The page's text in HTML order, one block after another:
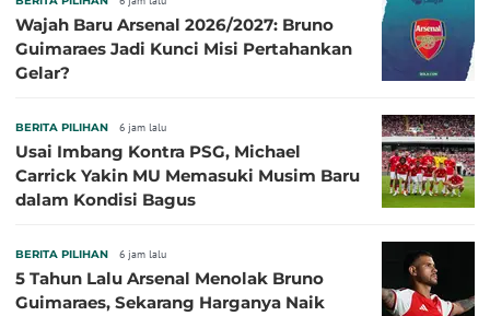
Wajah Baru Arsenal 2026/2027: Bruno
Guimaraes Jadi Kunci Misi Pertahankan
Gelar?
BERITA PILIHAN 6 jam lalu
Usai Imbang Kontra PSG, Michael
Carrick Yakin MU Memasuki Musim Baru
dalam Kondisi Bagus
BERITA PILIHAN 6 jam lalu
5 Tahun Lalu Arsenal Menolak Bruno
Guimaraes, Sekarang Harganya Naik